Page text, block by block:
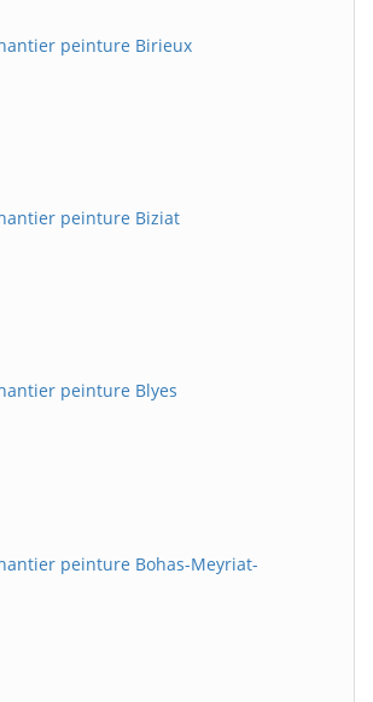
peinture Birieux
peinture Biziat
peinture Blyes
peinture Bohas-Meyriat-